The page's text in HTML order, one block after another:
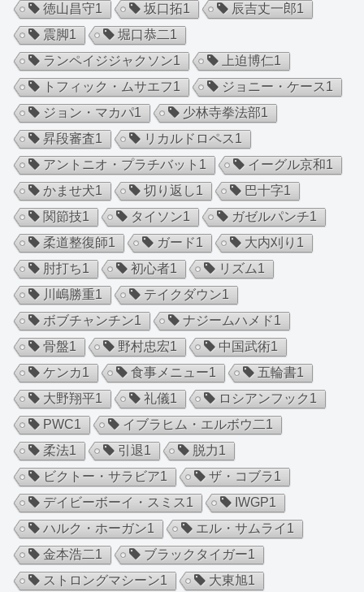
徳山昌守1 坂口拓1 辰吉丈一郎1
震脚1 堀口恭二1
ランペイジジャクソン1 上迫博仁1
トフィック・ムサエフ1 ジョニー・ケース1
ジョン・マカパ1 少林寺拳法部1
昇段審査1 リカルドロペス1
アントニオ・プラチバット 1 イーグル京和1
かませ犬1 切り返し1 巴十字1
関節技1 タイソン1 ガゼルパンチ1
柔道整復師1 ガード1 大内刈り 1
肘打ち1 初心者1 リズム1
川嶋勝重1 テイクダウン1
ボブチャンチン1 ナジームハメド1
骨盤1 野村忠宏1 中国武術1
ケンカ1 食事メニュー1 五輪書1
大野翔平1 礼儀1 ロシアンフック1
PWC1 イブラヒム・エルボウ二1
柔法1 引退1 脱力1
ビクトー・サラビア1 ザ・コブラ1
デイビーボーイ・スミス1 IWGP1
ハルク・ホーガン1 エル・サムライ 1
金本浩二1 ブラックタイガー1
ストロングマシーン1 大東旭1